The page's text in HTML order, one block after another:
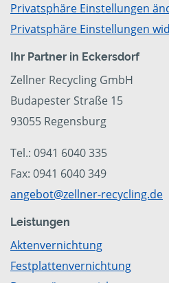
Privatsphäre Einstellungen
Privatsphäre Einstellungen
Ihr Partner in Eckersdorf
Zellner Recycling GmbH
Budapester Straße 15
93055 Regensburg
Tel.: 0941 6040 335
Fax: 0941 6040 349
angebot@zellner-recycling.de
Leistungen
Aktenvernichtung
Festplattenvernichtung